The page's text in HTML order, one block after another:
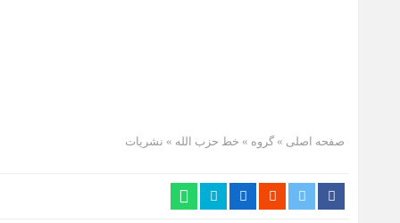
صفحه اصلی » گروه » خط حزب الله » نشریات